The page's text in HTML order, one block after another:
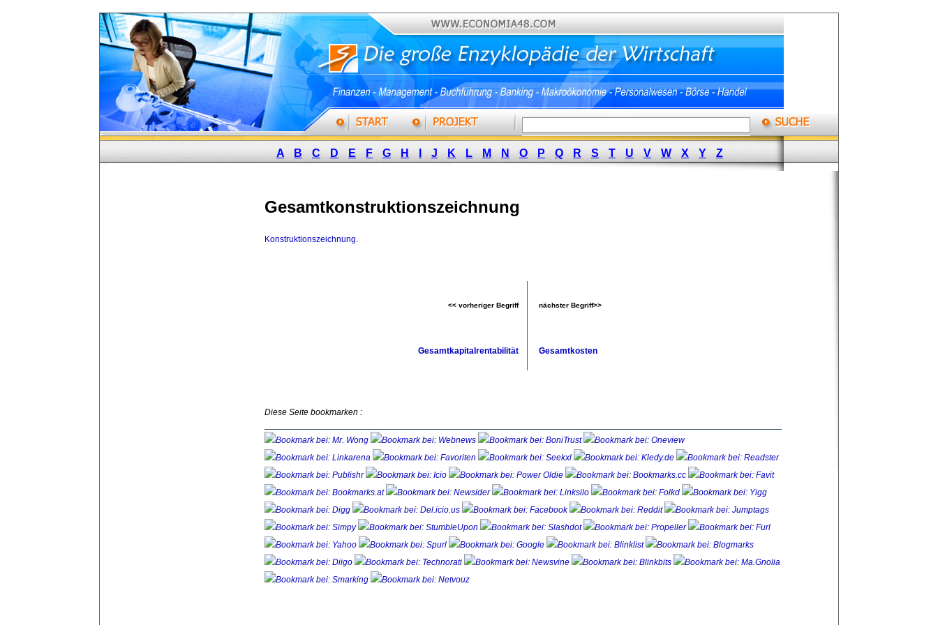
A B C D E F G H J K L M N O P Q R S T U V W X Y Z
Gesamtkonstruktionszeichnung
Konstruktionszeichnung.
<< vorheriger Begriff nächster Begriff>>
Gesamtkapitalrentabilität Gesamtkosten
Diese Seite bookmarken :